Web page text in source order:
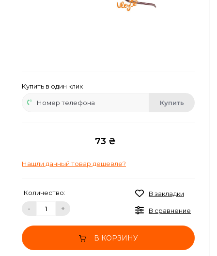
Купить в один клик
Купить
73 ₴
Нашли данный товар дешевле?
Количество:
- +
В закладки
В сравнение
В КОРЗИНУ